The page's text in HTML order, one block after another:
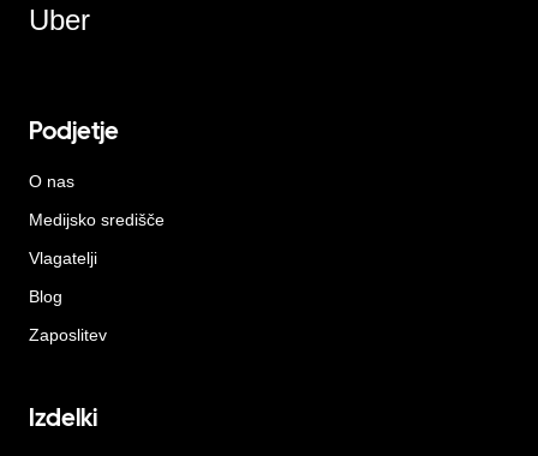
Uber
Podjetje
O nas
Medijsko središče
Vlagatelji
Blog
Zaposlitev
Izdelki